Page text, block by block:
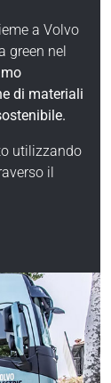
a Volvo
green nel
di materiali
utilizzando
il